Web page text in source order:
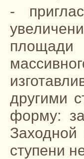
-
площади
другими
форму:
ступени